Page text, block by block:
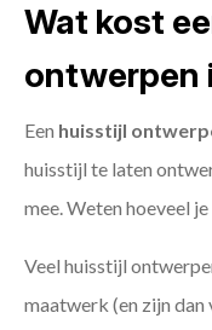
Wat kost
ontwerpen
Een huisstijl
huisstijl te laten
mee. Weten hoeveel
Veel huisstijl
maatwerk (en zijn